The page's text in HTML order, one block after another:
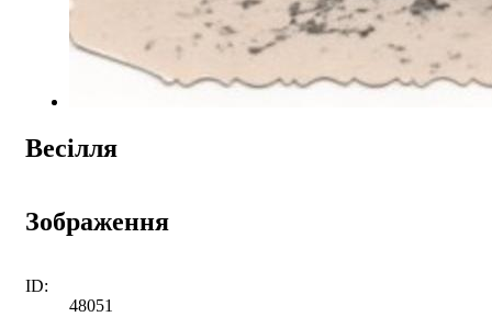
Весілля
Зображення
ID:
48051